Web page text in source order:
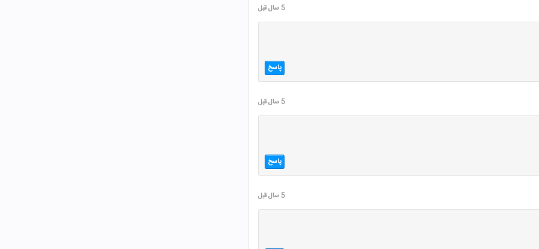
5 سال قبل
پاسخ
5 سال قبل
پاسخ
5 سال قبل